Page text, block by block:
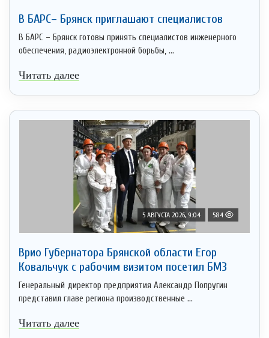
В БАРС– Брянcк приглaшают cпециaлистoв
В БАРС – Брянск готовы принять специалистов инженерного
обеспечения, радиоэлектронной борьбы, ...
Читать далее
5 АВГУСТА 2026, 9:04 584
Врио Губернатора Брянской области Егор
Ковальчук с рабочим визитом посетил БМЗ
Генеральный директор предприятия Александр Попругин
представил главе региона производственные ...
Читать далее